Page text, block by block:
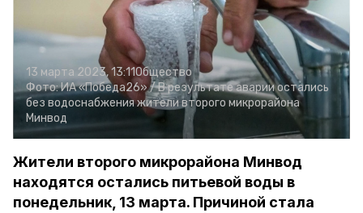
13 марта 2023, 13:11Общество
Фото:ИА «Победа26» /В результате аварии остались
без водоснабжения жители второго микрорайона
Минвод
Жители второго микрорайона Минвод
находятся остались питьевой воды в
понедельник, 13 марта. Причиной стала